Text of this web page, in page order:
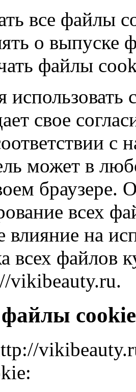
все файлы
о выпуске
файлы
свое
с
может в
браузере.
всех
влияние на
всех файлов
vikibeauty.ru.